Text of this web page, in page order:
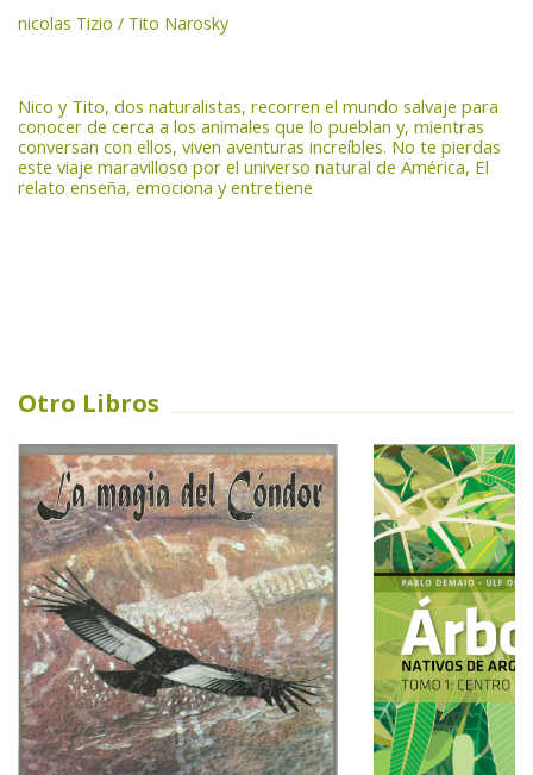
nicolas Tizio / Tito Narosky
Nico y Tito, dos naturalistas, recorren el mundo salvaje para
conocer de cerca a los animales que lo pueblan y, mientras
conversan con ellos, viven aventuras increíbles. No te pierdas
este viaje maravilloso por el universo natural de América, El
relato enseña, emociona y entretiene
Otro Libros